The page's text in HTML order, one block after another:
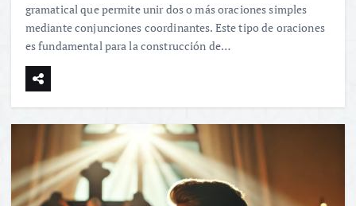
gramatical que permite unir dos o más oraciones simples
mediante conjunciones coordinantes. Este tipo de oraciones
es fundamental para la construcción de…